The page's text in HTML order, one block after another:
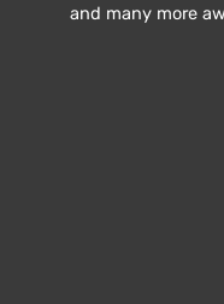
and many more